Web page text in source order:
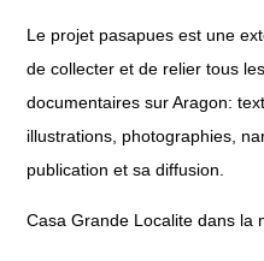
Le projet pasapues est une
de collecter et de relier tous
documentaires sur Aragon:
illustrations, photographies,
publication et sa diffusion.
Casa Grande Localite dans la